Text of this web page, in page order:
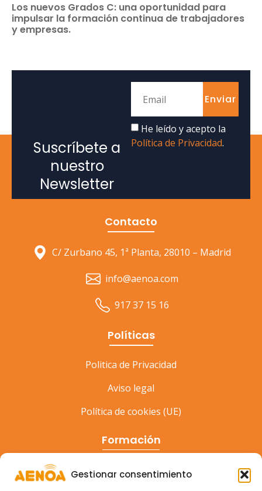
Gestionar consentimiento
Los nuevos Grados C: una oportunidad para
impulsar la formación continua de trabajadores
y empresas.
Suscríbete a
nuestro
Newsletter
He leído y acepto la
Política de Privacidad.
Enviar
Contacto
C/ Zurbano 45, 1ª Planta, 28010 – Madrid
info@aenoa.com
917 37 15 16
Políticas
Politica de Privacidad
Aviso legal
Política de cookies (UE)
Formación
Cursos